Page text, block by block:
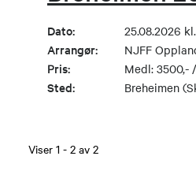
Dato: 25.08.2026
Arrangør: NJFF
Pris: Medl: 3500,-
Sted: Breheimen
Viser 1 - 2 av 2